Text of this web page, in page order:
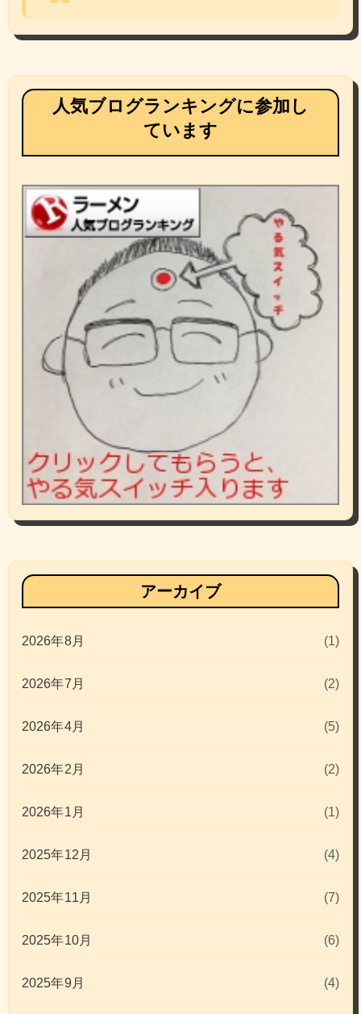
人気ブログランキングに参加し
ています
アーカイブ
2026年8月 (1)
2026年7月 (2)
2026年4月 (5)
2026年2月 (2)
2026年1月 (1)
2025年12月 (4)
2025年11月 (7)
2025年10月 (6)
2025年9月 (4)